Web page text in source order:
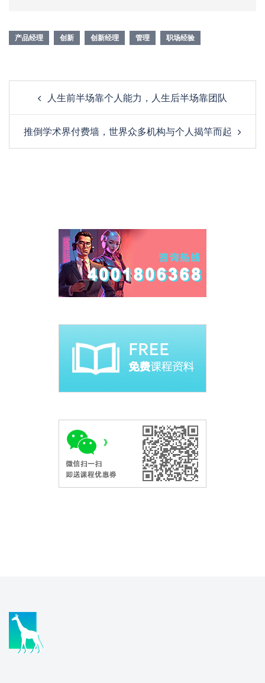
产品经理 创新 创新经理 管理 职场经验
人生前半场靠个人能力，人生后半场靠团队
推倒学术界付费墙，世界众多机构与个人揭竿而起